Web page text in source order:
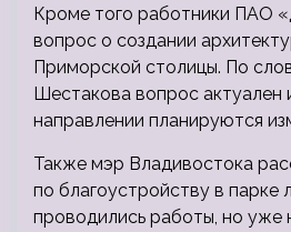
Кроме того работники ПАО
вопрос о создании
Приморской столицы. По
Шестакова вопрос актуален
направлении планируются
Также мэр Владивостока
по благоустройству в парке
проводились работы, но уже